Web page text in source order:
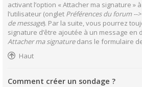
activant l’option « Attacher ma signature »
l’utilisateur (onglet Préférences du forum --
de message). Par la suite, vous pourrez
signature d’être ajoutée à un message en
Attacher ma signaturedans le formulaire
Haut
Comment créer un sondage ?